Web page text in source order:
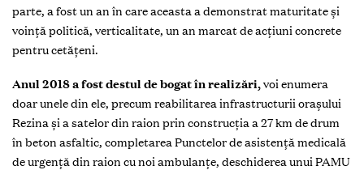
parte, a fost un an în care aceasta a demonstrat maturitate şi
voinţă politică, verticalitate, un an marcat de acțiuni concrete
pentru cetățeni.
Anul 2018 a fost destul de bogat în realizări,voi enumera
doar unele din ele, precum reabilitarea infrastructurii orașului
Rezina și a satelor din raion prin construcția a 27 km de drum
în beton asfaltic, completarea Punctelor de asistență medicală
de urgență din raion cu noi ambulanțe, deschiderea unui PAMU